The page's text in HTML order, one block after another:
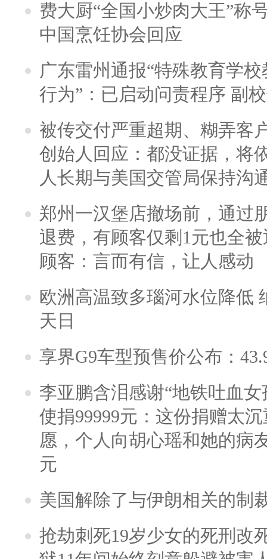
费大厨“全国小炒肉大王”称
中国烹饪协会回应
广东雷州通报“特殊教育学
行为”：已启动问责程序 副
被传交付严重超期、糊弄客
创始人回应：都没证据，将
人长期与美国交管局保持沟
郑州一汉堡店撤场前，通过
退费，有顾客仅剩1元也全
顾客：言而有信，让人感动
欧洲高温致多瑙河水位降低
天日
享界G9车型预售价公布：
李亚鹏含泪感谢“地铁吐血
使捐99999元：这份捐赠太
愿，个人向胡心瑶和她的病
元
美国解除了与伊朗相关的制
抢劫刺死19岁少女的死刑改